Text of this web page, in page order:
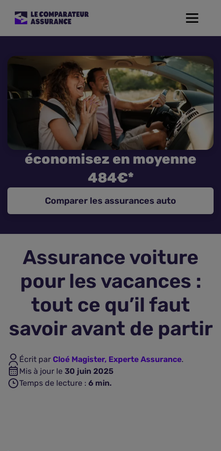
Toggle
Mutuelle Santé
Assurance Moto
Assurance Habitation
Assurance de prêt
Prévoyance
Assurance Animaux
économisez en moyenne
484€*
Comparer les assurances auto
Assurance voiture
pour les vacances :
tout ce qu’il faut
savoir avant de partir
Écrit par Cloé Magister, Experte Assurance.
Mis à jour le 30 juin 2025
Temps de lecture : 6 min.